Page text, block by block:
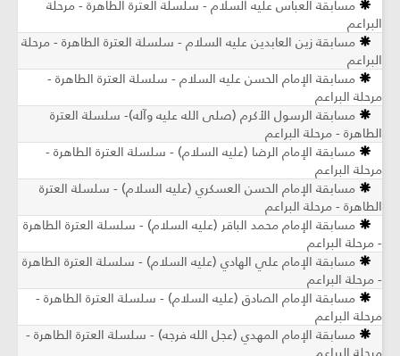
مسابقة العباس عليه السلام - سلسلة العترة الطاهرة - مرحلة
البراعم
مسابقة زين العابدين عليه السلام - سلسلة العترة الطاهرة - مرحلة
البراعم
مسابقة الإمام الحسن عليه السلام - سلسلة العترة الطاهرة -
مرحلة البراعم
مسابقة الرسول الأكرم (صلى الله عليه وآله)- سلسلة العترة
الطاهرة - مرحلة البراعم
مسابقة الإمام الرضا (عليه السلام) - سلسلة العترة الطاهرة -
مرحلة البراعم
مسابقة الإمام الحسن العسكري (عليه السلام) - سلسلة العترة
الطاهرة - مرحلة البراعم
مسابقة الإمام محمد الباقر (عليه السلام) - سلسلة العترة الطاهرة
- مرحلة البراعم
مسابقة الإمام علي الهادي (عليه السلام) - سلسلة العترة الطاهرة
- مرحلة البراعم
مسابقة الإمام الصادق (عليه السلام) - سلسلة العترة الطاهرة -
مرحلة البراعم
مسابقة الإمام المهدي (عجل الله فرجه) - سلسلة العترة الطاهرة -